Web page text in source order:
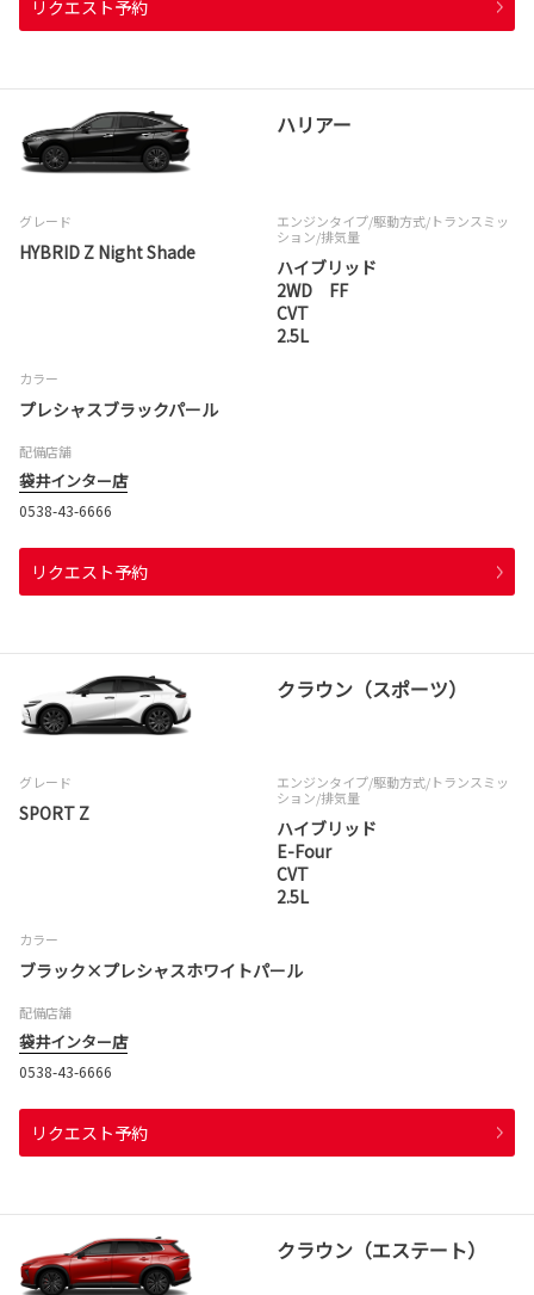
リクエスト予約
ハリアー
グレード
HYBRID Z Night Shade
エンジンタイプ/駆動方式/トランスミッ
ション/排気量
ハイブリッド
2WD FF
CVT
2.5L
カラー
プレシャスブラックパール
配備店舗
袋井インター店
0538-43-6666
リクエスト予約
クラウン（スポーツ）
グレード
SPORT Z
エンジンタイプ/駆動方式/トランスミッ
ション/排気量
ハイブリッド
E-Four
CVT
2.5L
カラー
ブラック×プレシャスホワイトパール
配備店舗
袋井インター店
0538-43-6666
リクエスト予約
クラウン（エステート）